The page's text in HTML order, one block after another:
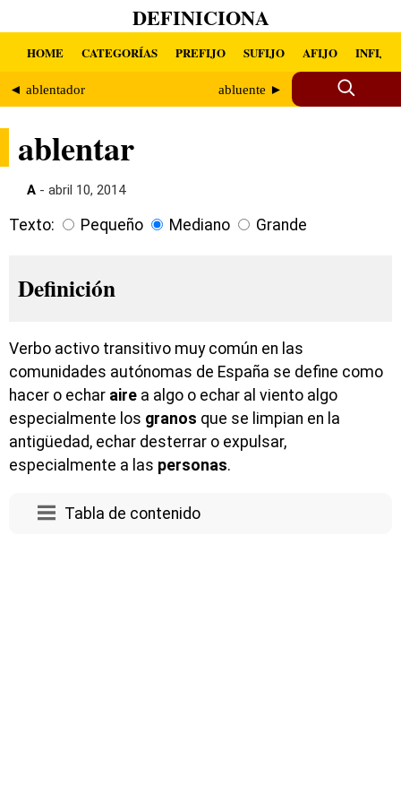
DEFINICIONA
HOME CATEGORÍAS PREFIJO SUFIJO AFIJO INFIJO
◄ ablentador abluente ►
ablentar
A - abril 10, 2014
Texto: Pequeño Mediano Grande
Definición
Verbo activo transitivo muy común en las
comunidades autónomas de España se define como
hacer o echar aire a algo o echar al viento algo
especialmente los granos que se limpian en la
antigüedad, echar desterrar o expulsar,
especialmente a las personas.
Tabla de contenido